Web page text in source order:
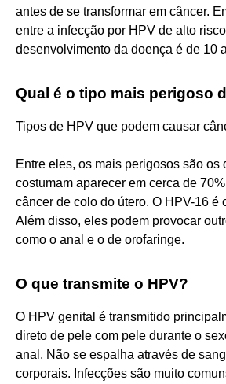
antes de se transformar em câncer.
entre a infecção por HPV de alto
desenvolvimento da doença é de 10
Qual é o tipo mais perigoso
Tipos de HPV que podem causar
Entre eles, os mais perigosos são os
costumam aparecer em cerca de
câncer de colo do útero. O HPV-16 é
Além disso, eles podem provocar
como o anal e o de orofaringe.
O que transmite o HPV?
O HPV genital é transmitido
direto de pele com pele durante o
anal. Não se espalha através de
corporais. Infecções são muito